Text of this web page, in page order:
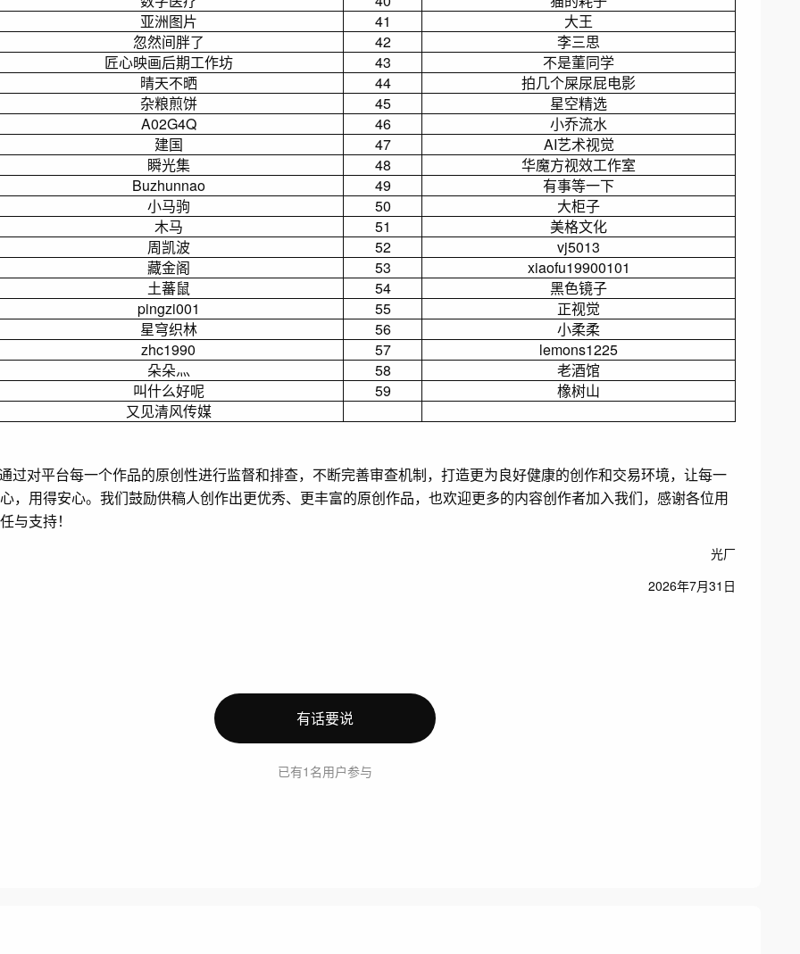
亚洲图片
41
大王
忽然间胖了
42
李三思
匠心映画后期工作坊
43
不是董同学
晴天不晒
44
拍几个屎尿屁电影
杂粮煎饼
45
星空精选
A02G4Q
46
小乔流水
建国
47
AI艺术视觉
瞬光集
48
华魔方视效工作室
Buzhunnao
49
有事等一下
小马驹
50
大柜子
木马
51
美格文化
周凯波
52
vj5013
藏金阁
53
xiaofu19900101
土蕃鼠
54
黑色镜子
pingzi001
55
正视觉
星穹织林
56
小柔柔
zhc1990
57
lemons1225
朵朵灬
58
老酒馆
叫什么好呢
59
橡树山
又见清风传媒
过对平台每一个作品的原创性进行监督和排查，不断完善审查机制，打造更为良好健康的创作和交易环境，让每一
，用得安心。我们鼓励供稿人创作出更优秀、更丰富的原创作品，也欢迎更多的内容创作者加入我们，感谢各位用
与支持！
光厂
2026年7月31日
有话要说
已有1名用户参与